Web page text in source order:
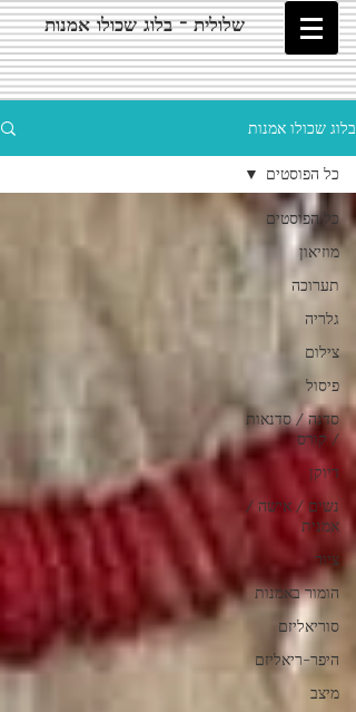
שלולית - בלוג שכולו אמנות
בלוג שכולו אמנות
כל הפוסטים
מוזיאון
תערוכה
גלריה
צילום
פיסול
סדנה / סדנאות
/ קורס
דיוקן
נשים / אישה /
אמנית
ציור
הומור באמנות
סוריאליזם
היפר-ריאליזם
מיצב
כל הפוסטים